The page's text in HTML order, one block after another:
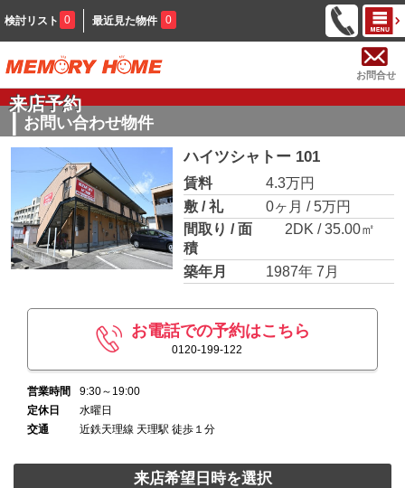
検討リスト 0 最近見た物件 0
お問合せ
来店予約
お問い合わせ物件
ハイツシャトー 101
賃料
4.3万円
敷 / 礼
0ヶ月 / 5万円
間取り / 面
積
2DK / 35.00㎡
築年月 1987年 7月
お電話での予約はこちら
0120-199-122
営業時間
9:30～19:00
定休日
水曜日
交通
近鉄天理線 天理駅 徒歩１分
来店希望日時を選択